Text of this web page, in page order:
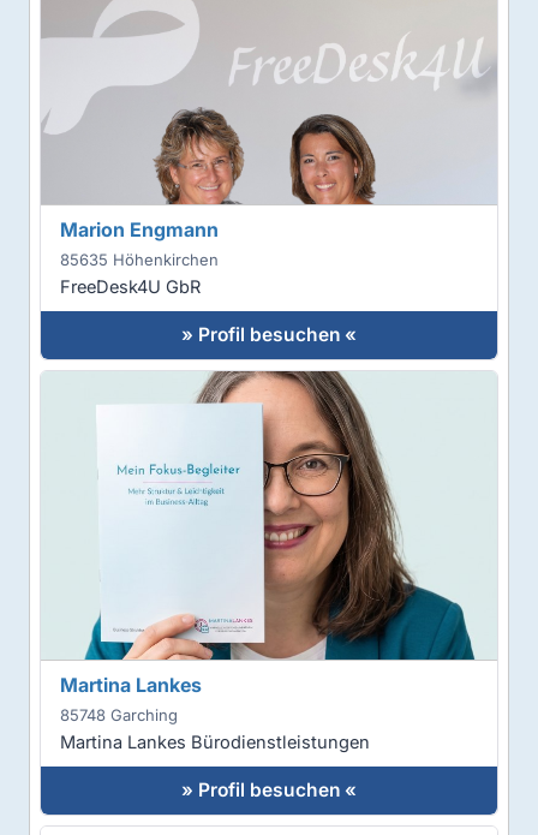
Marion Engmann
85635 Höhenkirchen
FreeDesk4U GbR
» Profil besuchen «
Martina Lankes
85748 Garching
Martina Lankes Bürodienstleistungen
» Profil besuchen «